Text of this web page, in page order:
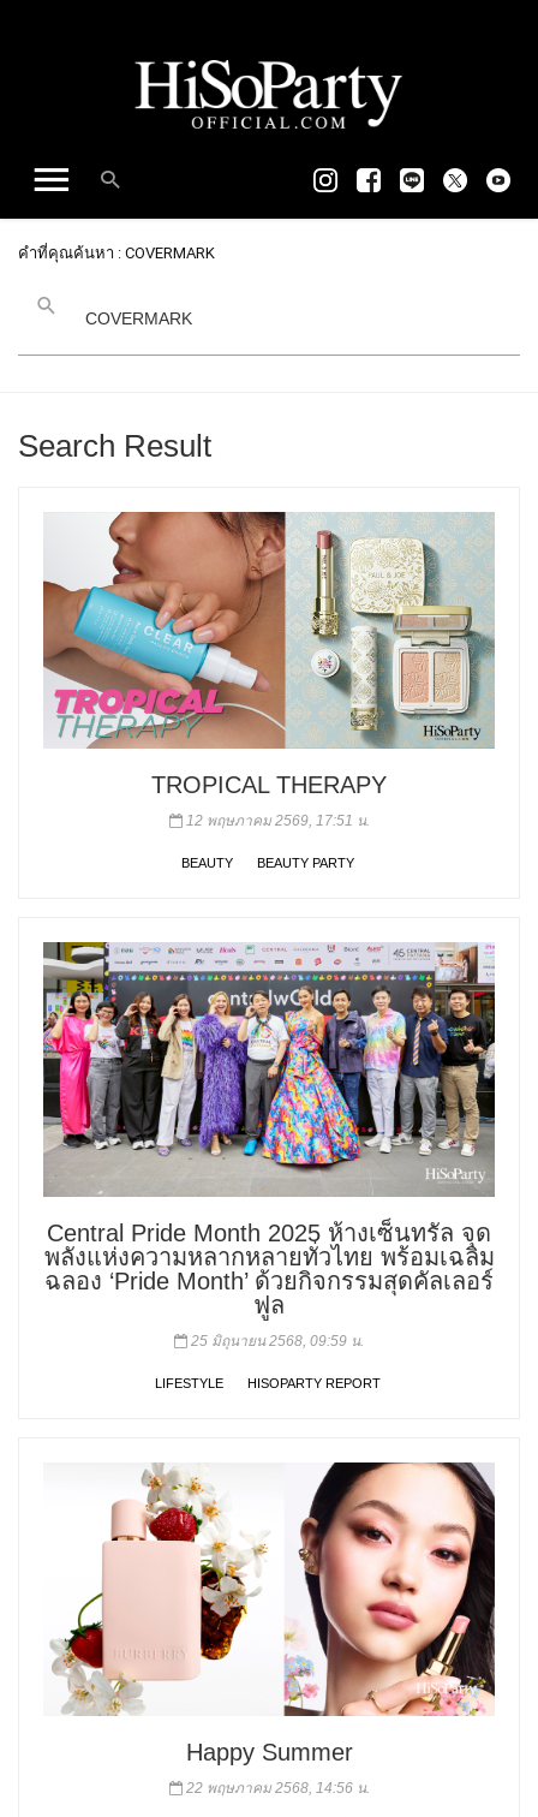
คำที่คุณค้นหา : COVERMARK
Search Result
TROPICAL THERAPY
12 พฤษภาคม 2569, 17:51 น.
BEAUTY BEAUTY PARTY
Central Pride Month 2025 ห้างเซ็นทรัล จุด
พลังแห่งความหลากหลายทั่วไทย พร้อมเฉลิม
ฉลอง ‘Pride Month’ ด้วยกิจกรรมสุดคัลเลอร์
ฟูล
25 มิถุนายน 2568, 09:59 น.
LIFESTYLE HISOPARTY REPORT
Happy Summer
22 พฤษภาคม 2568, 14:56 น.